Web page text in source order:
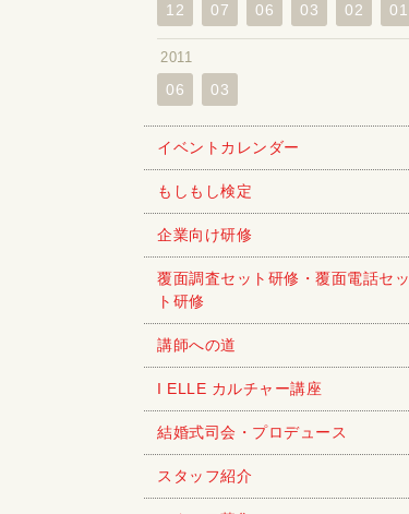
12 07 06 03 02 01
2011
06 03
イベントカレンダー
もしもし検定
企業向け研修
覆面調査セット研修・覆面電話セッ
ト研修
講師への道
I ELLE カルチャー講座
結婚式司会・プロデュース
スタッフ紹介